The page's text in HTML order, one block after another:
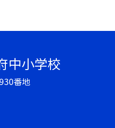
中小学校
番地